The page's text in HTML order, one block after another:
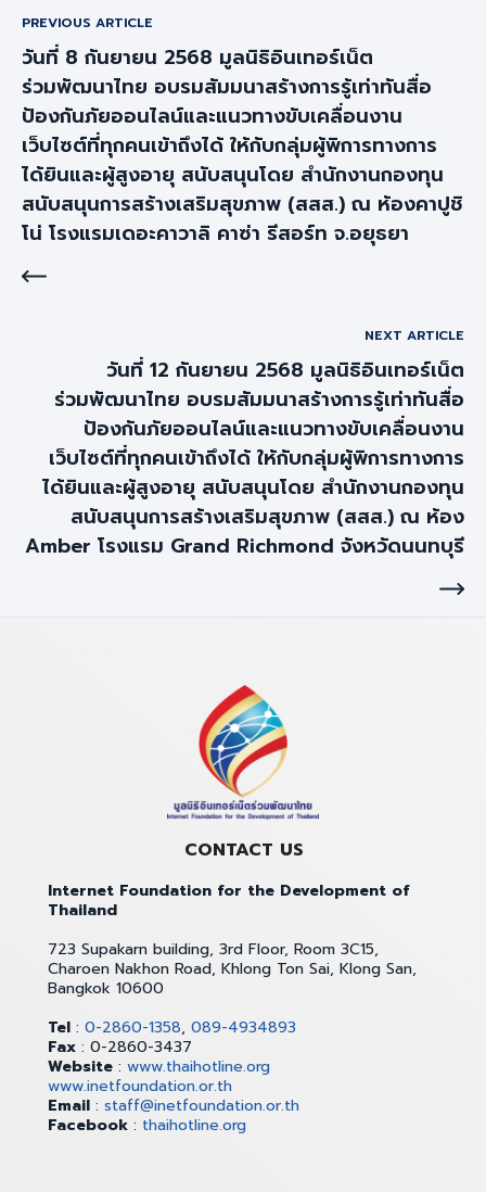
PREVIOUS ARTICLE
วันที่ 8 กันยายน 2568 มูลนิธิอินเทอร์เน็ต
ร่วมพัฒนาไทย อบรมสัมมนาสร้างการรู้เท่าทันสื่อ
ป้องกันภัยออนไลน์และแนวทางขับเคลื่อนงาน
เว็บไซต์ที่ทุกคนเข้าถึงได้ ให้กับกลุ่มผู้พิการทางการ
ได้ยินและผู้สูงอายุ สนับสนุนโดย สำนักงานกองทุน
สนับสนุนการสร้างเสริมสุขภาพ (สสส.) ณ ห้องคาปูชิ
โน่ โรงแรมเดอะคาวาลิ คาซ่า รีสอร์ท จ.อยุธยา
NEXT ARTICLE
วันที่ 12 กันยายน 2568 มูลนิธิอินเทอร์เน็ต
ร่วมพัฒนาไทย อบรมสัมมนาสร้างการรู้เท่าทันสื่อ
ป้องกันภัยออนไลน์และแนวทางขับเคลื่อนงาน
เว็บไซต์ที่ทุกคนเข้าถึงได้ ให้กับกลุ่มผู้พิการทางการ
ได้ยินและผู้สูงอายุ สนับสนุนโดย สำนักงานกองทุน
สนับสนุนการสร้างเสริมสุขภาพ (สสส.) ณ ห้อง
Amber โรงแรม Grand Richmond จังหวัดนนทบุรี
CONTACT US
Internet Foundation for the Development of
Thailand
723 Supakarn building, 3rd Floor, Room 3C15,
Charoen Nakhon Road, Khlong Ton Sai, Klong San,
Bangkok 10600
Tel : 0-2860-1358, 089-4934893
Fax : 0-2860-3437
Website : www.thaihotline.org
www.inetfoundation.or.th
Email : staff@inetfoundation.or.th
Facebook : thaihotline.org